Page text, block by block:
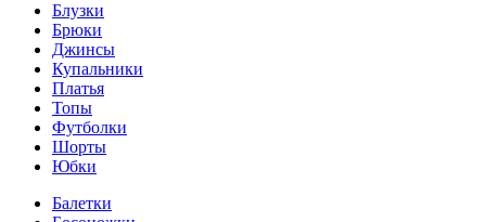
Блузки
Брюки
Джинсы
Купальники
Платья
Топы
Футболки
Шорты
Юбки
Балетки